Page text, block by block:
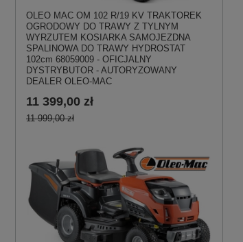
OLEO MAC OM 102 R/19 KV TRAKTOREK
OGRODOWY DO TRAWY Z TYLNYM
WYRZUTEM KOSIARKA SAMOJEZDNA
SPALINOWA DO TRAWY HYDROSTAT
102cm 68059009 - OFICJALNY
DYSTRYBUTOR - AUTORYZOWANY
DEALER OLEO-MAC
11 399,00 zł
11 999,00 zł